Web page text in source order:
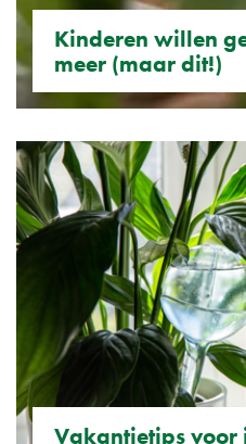
Kinderen willen
meer (maar dit!)
Vakantietips voor